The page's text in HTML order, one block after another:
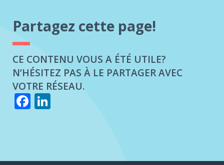
Partagez cette page!
CE CONTENU VOUS A ÉTÉ UTILE?
N’HÉSITEZ PAS À LE PARTAGER AVEC
VOTRE RÉSEAU.
Facebook